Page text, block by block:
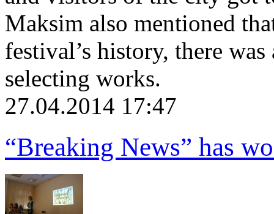
Maksim also mentioned
festival’s history, there
selecting works.
27.04.2014 17:47
“Breaking News” has